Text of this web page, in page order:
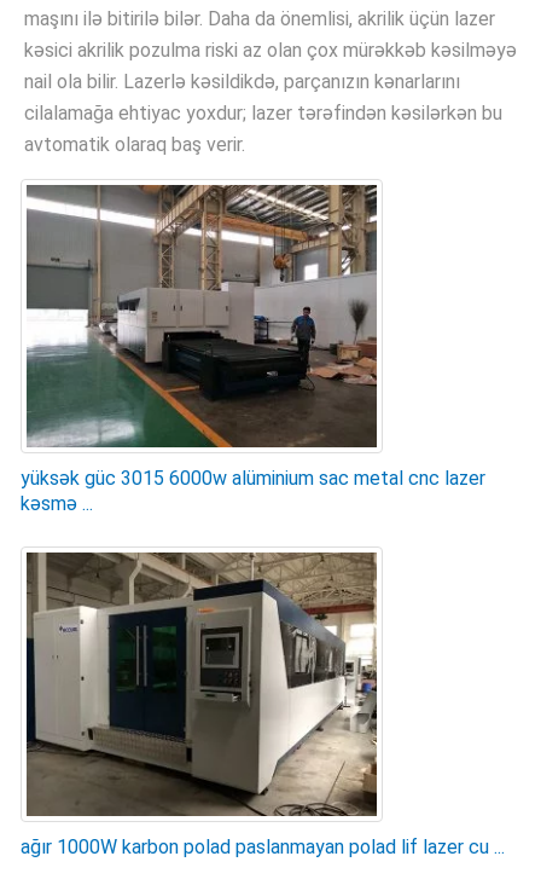
maşını ilə bitirilə bilər. Daha da önemlisi, akrilik üçün lazer
kəsici akrilik pozulma riski az olan çox mürəkkəb kəsilməyə
nail ola bilir. Lazerlə kəsildikdə, parçanızın kənarlarını
cilalamağa ehtiyac yoxdur; lazer tərəfindən kəsilərkən bu
avtomatik olaraq baş verir.
yüksək güc 3015 6000w alüminium sac metal cnc lazer
kəsmə ...
ağır 1000W karbon polad paslanmayan polad lif lazer cu ...